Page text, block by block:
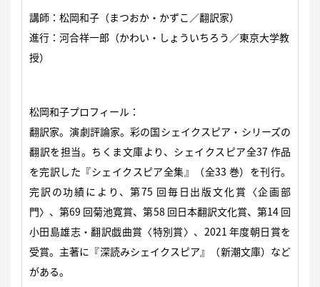
講師：松岡和子（まつおか・かずこ／翻訳家）
進行：河合祥一郎（かわい・しょういちろう／東京大学教
授）
松岡和子プロフィール：
翻訳家。演劇評論家。彩の国シェイクスピア・シリーズの
翻訳を担当。ちくま文庫より、シェイクスピア全37 作品
を完訳した『シェイクスピア全集』（全33 巻）を刊行。
完訳の功績により、第75 回毎日出版文化賞〈企画部
門〉、第69 回菊池寛賞、第58 回日本翻訳文化賞、第14 回
小田島雄志・翻訳戯曲賞〈特別賞〉、2021 年度朝日賞を
受賞。主著に『深読みシェイクスピア』（新潮文庫）など
がある。